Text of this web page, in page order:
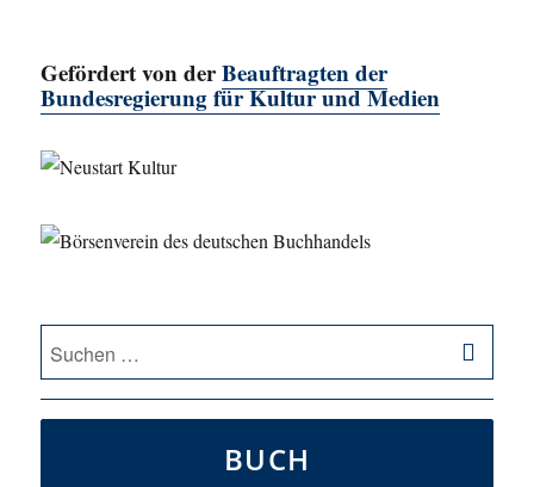
Gefördert von derBeauftragten der
Bundesregierung für Kultur und Medien
Suche
nach:
BUCH